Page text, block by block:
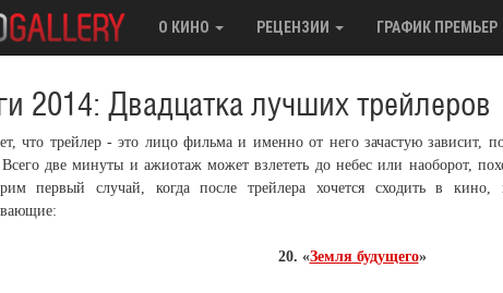
О КИНО РЕЦЕНЗИИ ГРАФИК ПРЕМЬЕР
2014: Двадцатка лучших трейлеров
что трейлер - это лицо фильма и именно от него зачастую
Всего две минуты и ажиотаж может взлететь до небес или наоборот,
первый случай, когда после трейлера хочется сходить в
20. «Земля будущего»